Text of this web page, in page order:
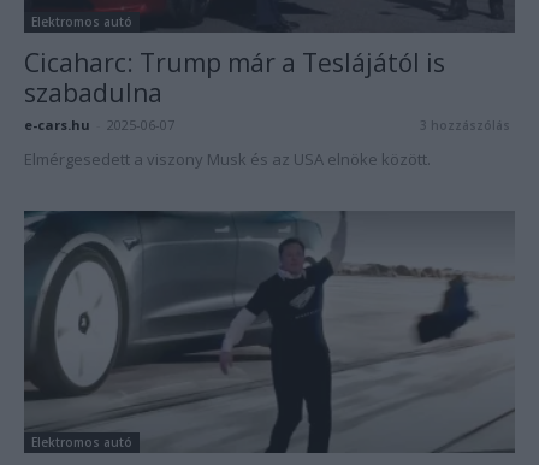
Elektromos autó
Cicaharc: Trump már a Teslájától is
szabadulna
e-cars.hu 2025-06-07 3 hozzászólás
Elmérgesedett a viszony Musk és az USA elnöke között.
Elektromos autó